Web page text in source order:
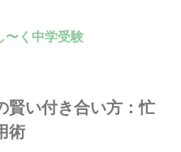
〜く中学受験
賢い付き合い方：忙
術